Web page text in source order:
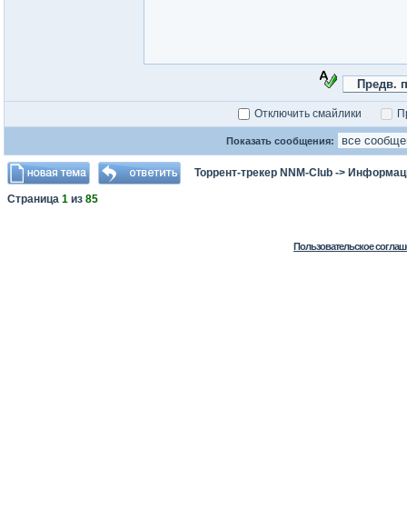
Отключить смайлики
Показать сообщения:
Торрент-трекер NNM-Club ->
Страница 1 из 85
Пользовательское